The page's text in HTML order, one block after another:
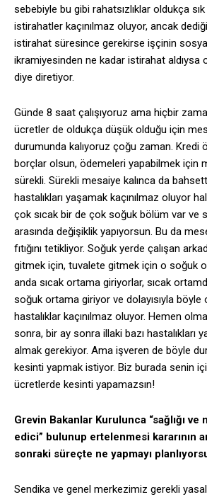
sebebiyle bu gibi rahatsızlıklar oldukça sık
istirahatler kaçınılmaz oluyor, ancak
istirahat süresince gerekirse işçinin
ikramiyesinden ne kadar istirahat aldıysa
diye diretiyor.
Günde 8 saat çalışıyoruz ama hiçbir
ücretler de oldukça düşük olduğu için
durumunda kalıyoruz çoğu zaman. Kredi
borçlar olsun, ödemeleri yapabilmek için
sürekli. Sürekli mesaiye kalınca da
hastalıkları yaşamak kaçınılmaz oluyor
çok sıcak bir de çok soğuk bölüm var ve
arasında değişiklik yapıyorsun. Bu da
fıtığını tetikliyor. Soğuk yerde çalışan
gitmek için, tuvalete gitmek için o soğuk
anda sıcak ortama giriyorlar, sıcak
soğuk ortama giriyor ve dolayısıyla böyle
hastalıklar kaçınılmaz oluyor. Hemen
sonra, bir ay sonra illaki bazı hastalıkları
almak gerekiyor. Ama işveren de böyle
kesinti yapmak istiyor. Biz burada senin
ücretlerde kesinti yapamazsın!
Grevin Bakanlar Kurulunca “sağlığı
edici” bulunup ertelenmesi kararının
sonraki süreçte ne yapmayı
Sendika ve genel merkezimiz gerekli